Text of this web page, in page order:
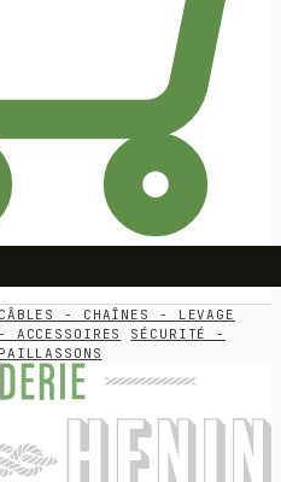
CÂBLES - CHAÎNES - LEVAGE
SÉCURITÉ -
PAILLASSONS